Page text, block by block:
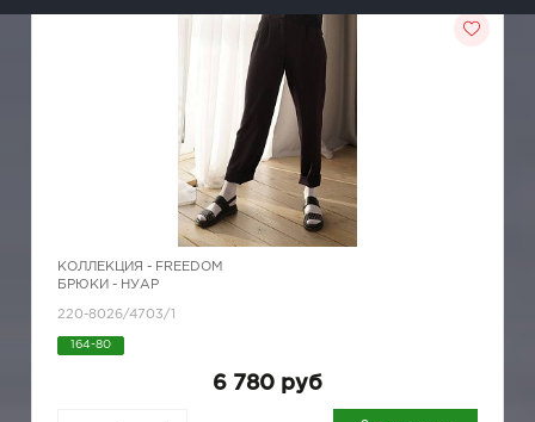
КОЛЛЕКЦИЯ - FREEDOM
БРЮКИ - НУАР
220-8026/4703/1
164-80
6 780 руб